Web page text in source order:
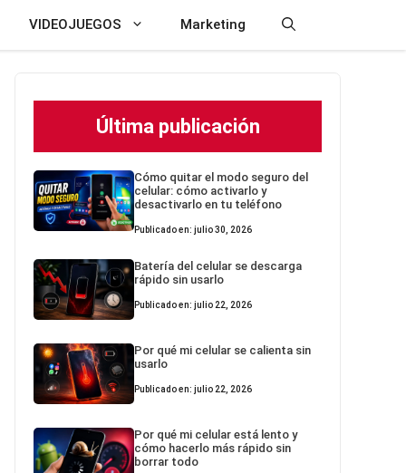
VIDEOJUEGOS Marketing
Última publicación
Cómo quitar el modo seguro del
celular: cómo activarlo y
desactivarlo en tu teléfono
Publicado en: julio 30, 2026
Batería del celular se descarga
rápido sin usarlo
Publicado en: julio 22, 2026
Por qué mi celular se calienta sin
usarlo
Publicado en: julio 22, 2026
Por qué mi celular está lento y
cómo hacerlo más rápido sin
borrar todo